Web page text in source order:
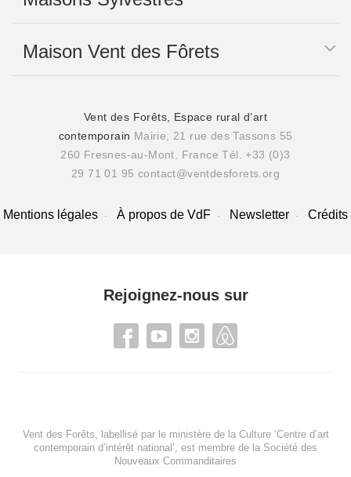
Maison Vent des Fôrets
Vent des Forêts, Espace rural d’art
contemporain Mairie, 21 rue des Tassons 55
260 Fresnes-au-Mont, France Tél. +33 (0)3
29 71 01 95 contact@ventdesforets.org
Mentions légales À propos de VdF Newsletter Crédits
Rejoignez-nous sur
Vent des Forêts, labellisé par le ministère de la Culture ‘Centre d’art
contemporain d’intérêt national’, est membre de la Société des
Nouveaux Commanditaires